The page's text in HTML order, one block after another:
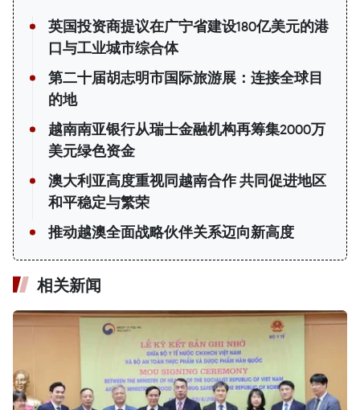
英国投资商提议在广宁省建设180亿美元的港
口与工业城市综合体
第二十届胡志明市国际旅游展：连接全球目
的地
越南南亚银行从瑞士金融机构再筹集2000万
美元绿色资金
澳大利亚高度重视同越南合作 共同促进地区
和平稳定与繁荣
推动越澳全面战略伙伴关系迈向新高度
相关新闻